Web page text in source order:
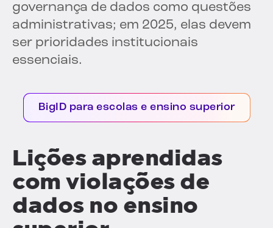
governança de dados como questões
administrativas; em 2025, elas devem
ser prioridades institucionais
essenciais.
BigID para escolas e ensino superior
Lições aprendidas
com violações de
dados no ensino